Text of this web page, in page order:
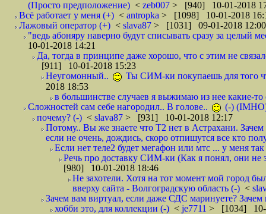
(Просто предположение) < zeb007 > [940] 10-01-2018
Всё работает у меня (+) < antropka > [1098] 10-01-2018
Лажовый оператор (+) < slava87 > [1031] 09-01-2018 12:00
"ведь абоняру наверно будут списывать сразу за целый
10-01-2018 14:21
Да, тогда в принципе даже хорошо, что с этим не
[911] 10-01-2018 15:23
Неугомонный..
Ты СИМ-ки покупаешь для того
2018 18:53
в большинстве случаев я выжимаю из нее какие-то
Сложностей сам себе нагородил.. В голове..
(-)
почему? (-) < slava87 > [931] 10-01-2018 12:17
Потому.. Вы же знаете что Т2 нет в Астрахани.
если не очень, дождись, скоро отпишутся все кто
Если нет теле2 будет мегафон или мтс ... у меня
Речь про доставку СИМ-ки (Как я понял, они не
[980] 10-01-2018 18:46
Не захотели. Хотя на тот момент мой город
вверху сайта - Волгоградскую область (-) <
Зачем вам виртуал, если даже СДС маринуете?
хобби это, для коллекции (-) < je7711 > [1034] 10-